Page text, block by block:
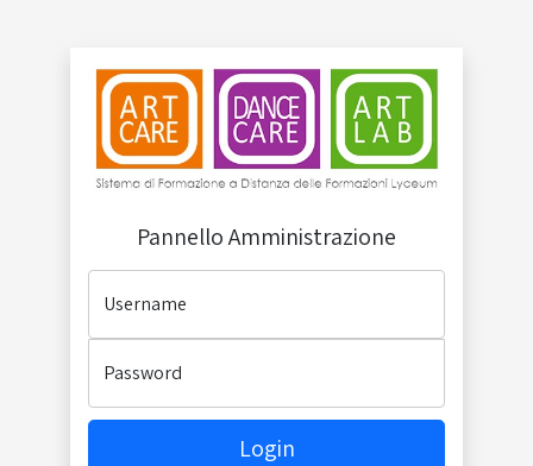
Pannello Amministrazione
Username
Password
Login